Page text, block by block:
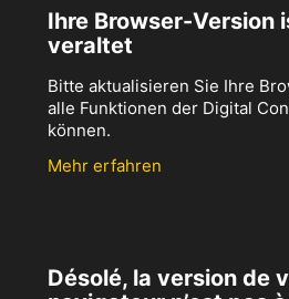
Ihre Browser-Version
veraltet
Bitte aktualisieren Sie Ihre
alle Funktionen der Digital
können.
Mehr erfahren
Désolé, la version de